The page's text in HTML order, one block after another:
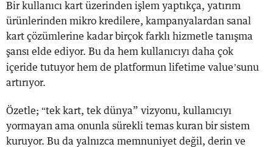
Bir kullanıcı kart üzerinden işlem yaptıkça, yatırım
ürünlerinden mikro kredilere, kampanyalardan sanal
kart çözümlerine kadar birçok farklı hizmetle tanışma
şansı elde ediyor. Bu da hem kullanıcıyı daha çok
içeride tutuyor hem de platformun lifetime value’sunu
artırıyor.
Özetle; “tek kart, tek dünya” vizyonu, kullanıcıyı
yormayan ama onunla sürekli temas kuran bir sistem
kuruyor. Bu da yalnızca memnuniyet değil, derin ve